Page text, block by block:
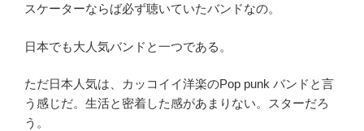
スケーターならば必ず聴いていたバンドなの。
日本でも大人気バンドと一つである。
ただ日本人気は、カッコイイ洋楽のPop punk バンドと言
う感じだ。生活と密着した感があまりない。スターだろ
う。